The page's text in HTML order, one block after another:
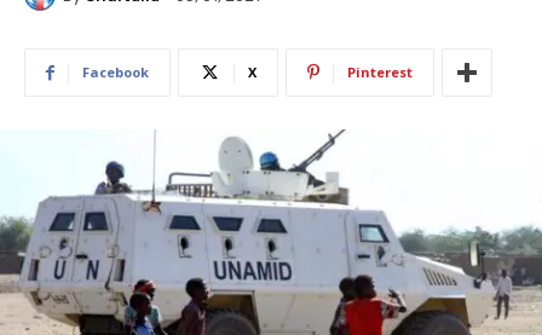
Facebook X Pinterest